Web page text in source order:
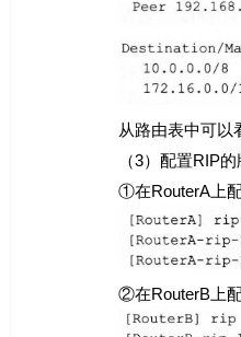
从路由表中可以看出，
（3）配置RIP的版
①在RouterA上配置
②在RouterB上配置